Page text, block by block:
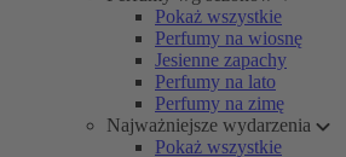
Pokaż wszystkie
Perfumy na wiosnę
Jesienne zapachy
Perfumy na lato
Perfumy na zimę
Najważniejsze wydarzenia
Pokaż wszystkie